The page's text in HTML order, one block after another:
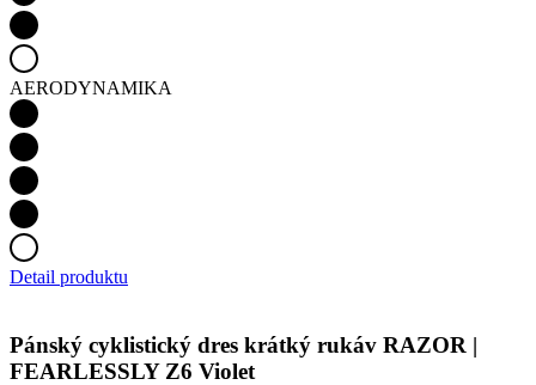
AERODYNAMIKA
Detail produktu
Pánský cyklistický dres krátký rukáv RAZOR |
FEARLESSLY Z6 Violet